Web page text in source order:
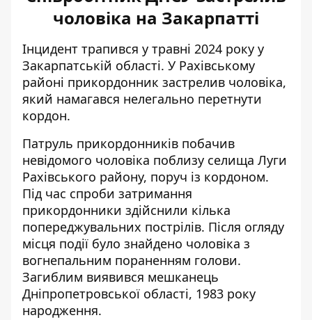
чоловіка на Закарпатті
Інцидент трапився у травні 2024 року у
Закарпатській області. У Рахівському
районі прикордонник застрелив чоловіка,
який намагався нелегально перетнути
кордон.
Патруль прикордонників побачив
невідомого чоловіка поблизу селища Луги
Рахівського району, поруч із кордоном.
Під час спроби затримання
прикордонники здійснили кілька
попереджувальних пострілів. Після огляду
місця події було знайдено чоловіка з
вогнепальним пораненням голови.
Загиблим виявився мешканець
Дніпропетровської області, 1983 року
народження.